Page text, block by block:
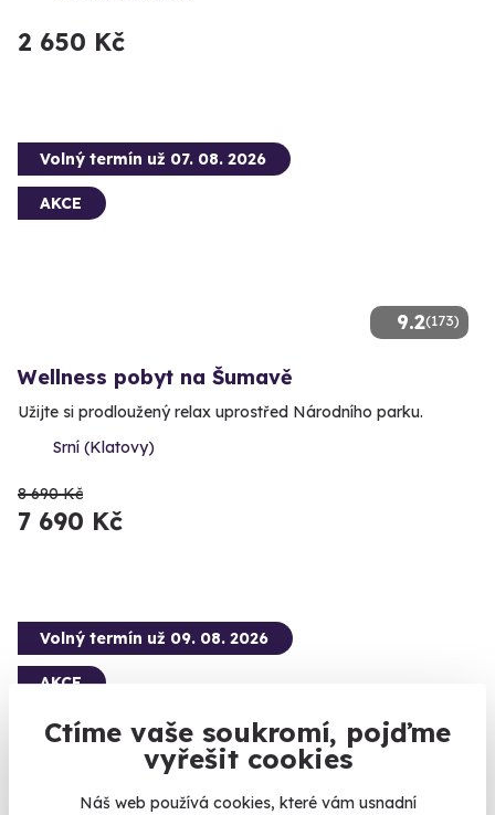
Ctíme vaše soukromí, pojďme
vyřešit cookies
Náš web používá cookies, které vám usnadní
2 650 Kč
9.2(173)
Volný termín už 07. 08. 2026
AKCE
Wellness pobyt na Šumavě
Užijte si prodloužený relax uprostřed Národního parku.
Srní (Klatovy)
8 690 Kč
7 690 Kč
9.5
Volný termín už 09. 08. 2026
AKCE